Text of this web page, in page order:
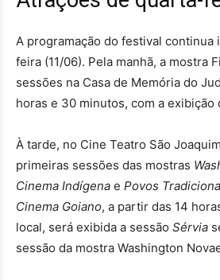
A programação do festival continua
feira (11/06). Pela manhã, a mostra
sessões na Casa de Memória do
horas e 30 minutos, com a exibição
À tarde, no Cine Teatro São
primeiras sessões das mostras
Cinema Indígena e Povos
Cinema Goiano, a partir das 14
local, será exibida a sessão Sérvia
sessão da mostra Washington